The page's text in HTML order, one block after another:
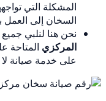
المشكلة التي
السخان إلى
نحن هنا لنلبي
المركزي المتاحة
على خدمة صيانة لا